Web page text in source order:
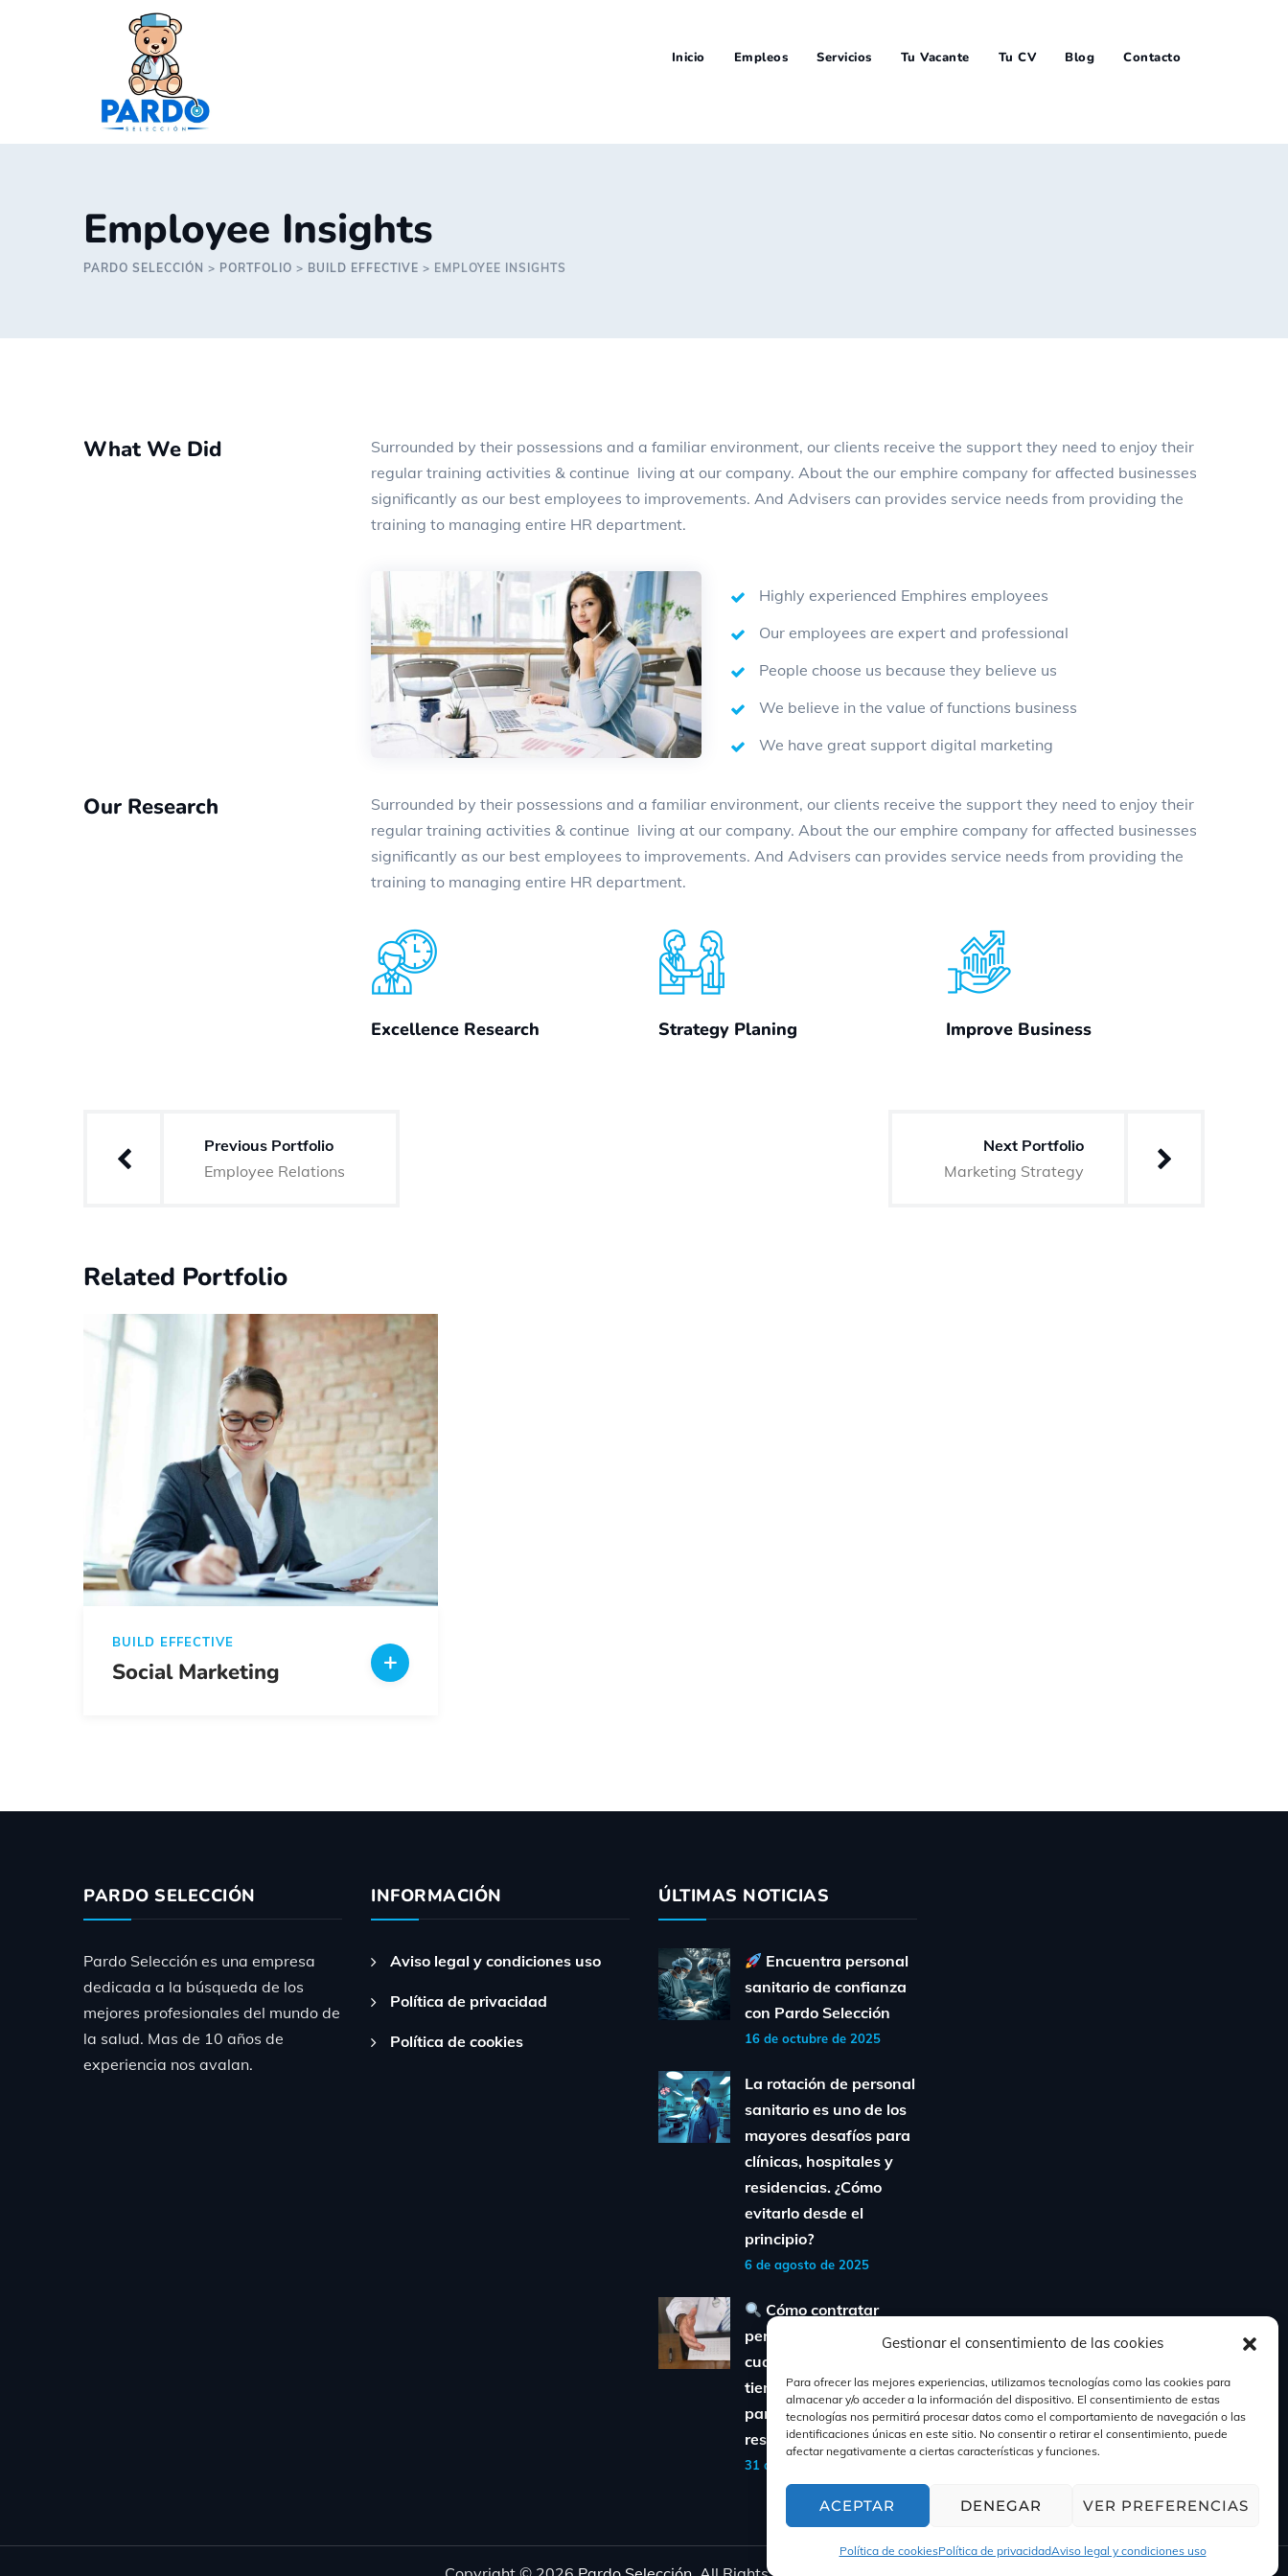
Gestionar el consentimiento de las cookies
Para ofrecer las mejores experiencias, utilizamos tecnologías como las cookies para
almacenar y/o acceder a la información del dispositivo. El consentimiento de estas
tecnologías nos permitirá procesar datos como el comportamiento de navegación o las
identificaciones únicas en este sitio. No consentir o retirar el consentimiento, puede
afectar negativamente a ciertas características y funciones.
ACEPTAR DENEGAR VER PREFERENCIAS
Política de cookiesPolítica de privacidadAviso legal y condiciones uso
Inicio Empleos Servicios Tu Vacante Tu CV Blog Contacto
Employee Insights
PARDO SELECCIÓN > PORTFOLIO > BUILD EFFECTIVE > EMPLOYEE INSIGHTS
What We Did
Surrounded by their possessions and a familiar environment, our clients receive the support they need to enjoy their
regular training activities & continue living at our company. About the our emphire company for affected businesses
significantly as our best employees to improvements. And Advisers can provides service needs from providing the
training to managing entire HR department.
Highly experienced Emphires employees
Our employees are expert and professional
People choose us because they believe us
We believe in the value of functions business
We have great support digital marketing
Our Research
Surrounded by their possessions and a familiar environment, our clients receive the support they need to enjoy their
regular training activities & continue living at our company. About the our emphire company for affected businesses
significantly as our best employees to improvements. And Advisers can provides service needs from providing the
training to managing entire HR department.
Excellence Research Strategy Planing Improve Business
Previous Portfolio
Employee Relations
Next Portfolio
Marketing Strategy
Related Portfolio
BUILD EFFECTIVE
Social Marketing
PARDO SELECCIÓN
Pardo Selección es una empresa
dedicada a la búsqueda de los
mejores profesionales del mundo de
la salud. Mas de 10 años de
experiencia nos avalan.
INFORMACIÓN
Aviso legal y condiciones uso
Política de privacidad
Política de cookies
ÚLTIMAS NOTICIAS
Encuentra personal
sanitario de confianza
con Pardo Selección
16 de octubre de 2025
La rotación de personal
sanitario es uno de los
mayores desafíos para
clínicas, hospitales y
residencias. ¿Cómo
evitarlo desde el
principio?
6 de agosto de 2025
Cómo contratar
personal sanitario
cualificado sin perder
tiempo ni dinero: guía
para clínicas y
residencias
31 de julio de 2025